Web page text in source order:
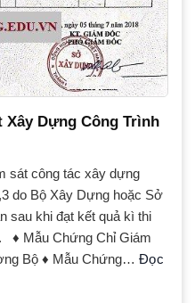
Xây Dựng Công Trình
sát công tác xây dựng
do Bộ Xây Dựng hoặc Sở
sau khi đạt kết quả kì thi
♦ Mẫu Chứng Chỉ Giám
Bộ ♦ Mẫu Chứng… Đọc